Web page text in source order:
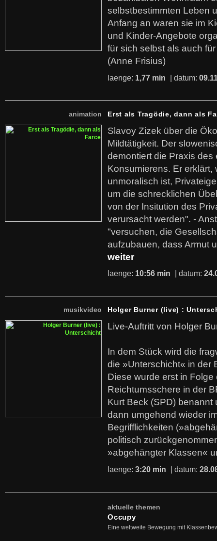
selbstbestimmten Leben
Anfang an waren sie im
und Kinder-Angebote
für sich selbst als auch
(Anne Frisius)
laenge: 1,77 min | datum:
animation Erst als Tragödie, dann als
Slavoy Zizek über die
Mildtätigkeit. Der
demontiert die Praxis des
Konsumierens. Er erklärt,
unmoralisch ist,
um die schrecklichen
von der Insitution des
verursacht werden". -
"versuchen, die
aufzubauen, dass Armut
weiter
laenge: 10:56 min | datum:
musikvideo Holger Burner (live) :
Live-Auftritt von Holger
In dem Stück wird die
die »Unterschicht« in der
Diese wurde erst in
Reichtumsschere in der
Kurt Beck (SPD)
dann umgehend wieder
Begrifflichkeiten
politisch
»abgehängter Klassen«
laenge: 3:20 min | datum:
aktuelle themen
Occupy
Eine weltweite Bewegung mit